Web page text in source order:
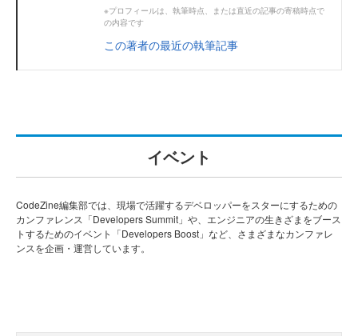
※プロフィールは、執筆時点、または直近の記事の寄稿時点で
の内容です
この著者の最近の執筆記事
イベント
CodeZine編集部では、現場で活躍するデベロッパーをスターにするための
カンファレンス「Developers Summit」や、エンジニアの生きざまをブース
トするためのイベント「Developers Boost」など、さまざまなカンファレ
ンスを企画・運営しています。